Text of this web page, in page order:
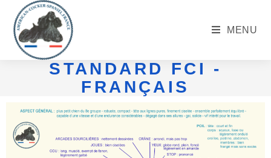
MENU
STANDARD FCI -
FRANÇAIS